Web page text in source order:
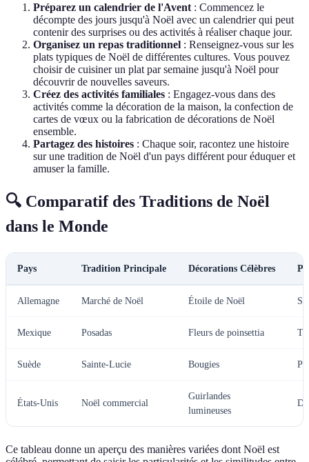
Préparez un calendrier de l'Avent : Commencez le
décompte des jours jusqu'à Noël avec un calendrier qui peut
contenir des surprises ou des activités à réaliser chaque jour.
Organisez un repas traditionnel : Renseignez-vous sur les
plats typiques de Noël de différentes cultures. Vous pouvez
choisir de cuisiner un plat par semaine jusqu'à Noël pour
découvrir de nouvelles saveurs.
Créez des activités familiales : Engagez-vous dans des
activités comme la décoration de la maison, la confection de
cartes de vœux ou la fabrication de décorations de Noël
ensemble.
Partagez des histoires : Chaque soir, racontez une histoire
sur une tradition de Noël d'un pays différent pour éduquer et
amuser la famille.
🔍 Comparatif des Traditions de Noël
dans le Monde
Pays Tradition Principale Décorations Célèbres
Allemagne Marché de Noël Étoile de Noël
Mexique Posadas Fleurs de poinsettia
Suède Sainte-Lucie Bougies
États-Unis Noël commercial
Guirlandes
lumineuses
Ce tableau donne un aperçu des manières variées dont Noël est